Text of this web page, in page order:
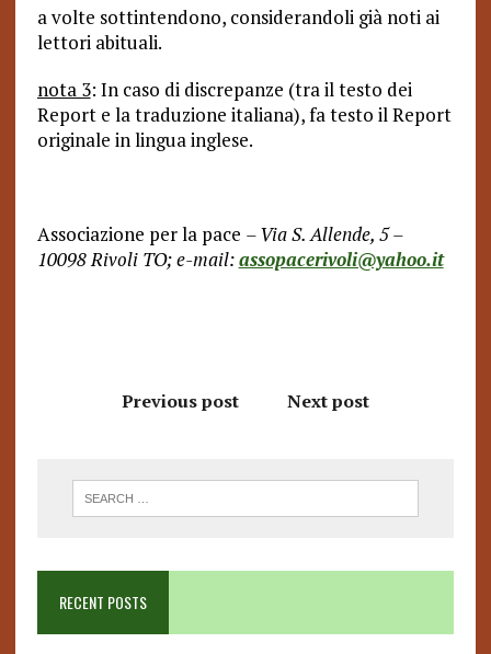
a volte sottintendono, considerandoli già noti ai
lettori abituali.
nota 3: In caso di discrepanze (tra il testo dei
Report e la traduzione italiana), fa testo il Report
originale in lingua inglese.
Associazione per la pace – Via S. Allende, 5 –
10098 Rivoli TO; e-mail:assopacerivoli@yahoo.it
Previous post Next post
RECENT POSTS